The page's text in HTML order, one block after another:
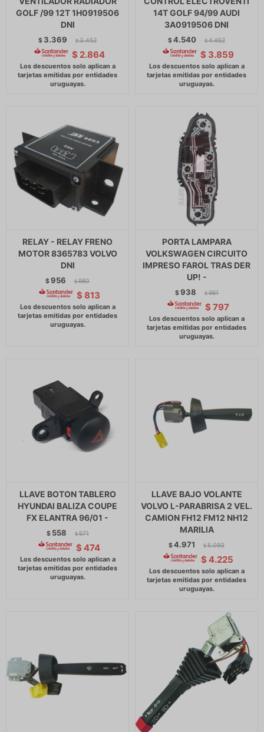
GOLF /99 12T 1H0919506
DNI
$ 3.369 $ 3.452
$ 2.864
14T GOLF 94/99 AUDI
3A0919506 DNI
$4.540 $ 4.652
$ 3.859
RELAY - RELAY FRENO
MOTOR 8365783 VOLVO
DNI
$956 $ 980
$ 813
PORTA LAMPARA
VOLKSWAGEN CIRCUITO
IMPRESO FAROL TRAS DER
UP! -
$938 $ 961
$ 797
LLAVE BOTON TABLERO
HYUNDAI BALIZA COUPE
FX ELANTRA 96/01 -
$ 558 $ 571
$ 474
LLAVE BAJO VOLANTE
VOLVO L-PARABRISA 2 VEL.
CAMION FH12 FM12 NH12
MARILIA
$4.971 $ 5.093
$ 4.225